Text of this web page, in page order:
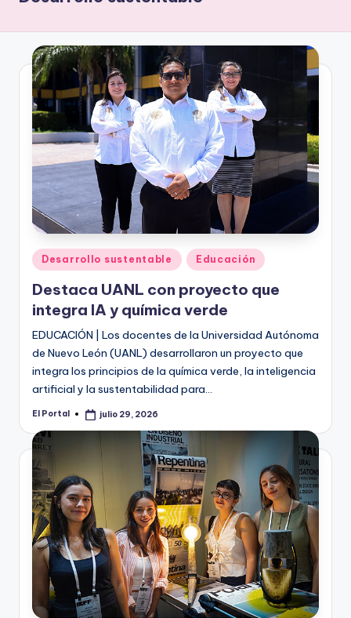
d
e
M
o
n
t
e
rr
e
Publicado
en
Desarrollo sustentable Educación
Destaca UANL con proyecto que
integra IA y química verde
EDUCACIÓN | Los docentes de la Universidad Autónoma
de Nuevo León (UANL) desarrollaron un proyecto que
integra los principios de la química verde, la inteligencia
artificial y la sustentabilidad para…
Publicado
El Portal julio 29, 2026